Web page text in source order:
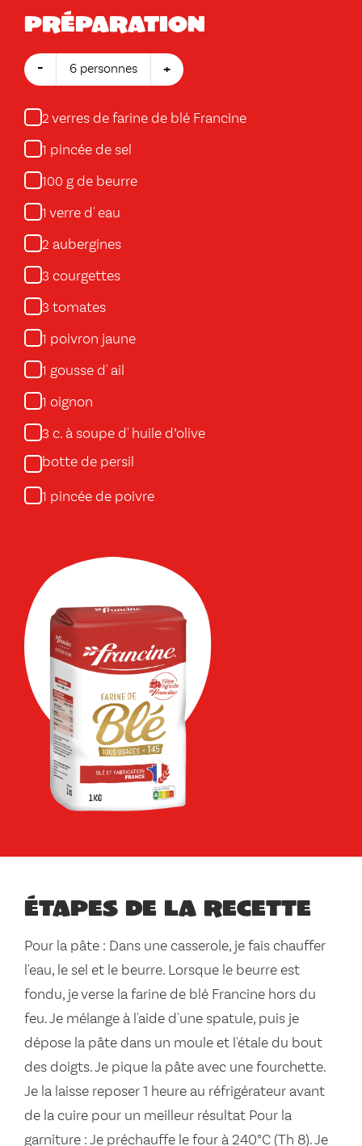
Préparation
- 6 personnes +
2 verres de farine de blé Francine
1 pincée de sel
100 g de beurre
1 verre d' eau
2 aubergines
3 courgettes
3 tomates
1 poivron jaune
1 gousse d' ail
1 oignon
3 c. à soupe d' huile d’olive
botte de persil
1 pincée de poivre
Étapes de la recette
Pour la pâte : Dans une casserole, je fais chauffer
l'eau, le sel et le beurre. Lorsque le beurre est
fondu, je verse la farine de blé Francine hors du
feu. Je mélange à l'aide d'une spatule, puis je
dépose la pâte dans un moule et l'étale du bout
des doigts. Je pique la pâte avec une fourchette.
Je la laisse reposer 1 heure au réfrigérateur avant
de la cuire pour un meilleur résultat Pour la
garniture : Je préchauffe le four à 240°C (Th 8). Je